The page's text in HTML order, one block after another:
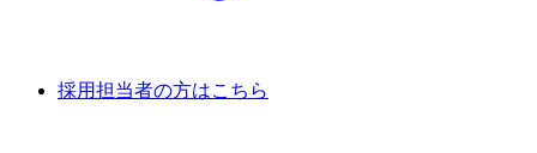
採用担当者の方はこちら